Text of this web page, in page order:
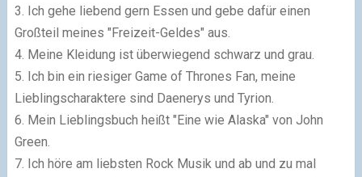
3. Ich gehe liebend gern Essen und gebe dafür einen
Großteil meines "Freizeit-Geldes" aus.
4. Meine Kleidung ist überwiegend schwarz und grau.
5. Ich bin ein riesiger Game of Thrones Fan, meine
Lieblingscharaktere sind Daenerys und Tyrion.
6. Mein Lieblingsbuch heißt "Eine wie Alaska" von John
Green.
7. Ich höre am liebsten Rock Musik und ab und zu mal